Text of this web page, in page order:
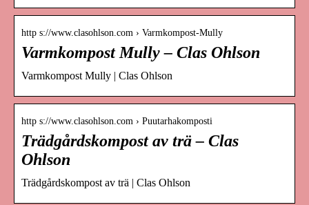
http s://www.clasohlson.com › Varmkompost-Mully
Varmkompost Mully – Clas Ohlson
Varmkompost Mully | Clas Ohlson
http s://www.clasohlson.com › Puutarhakomposti
Trädgårdskompost av trä – Clas
Ohlson
Trädgårdskompost av trä | Clas Ohlson